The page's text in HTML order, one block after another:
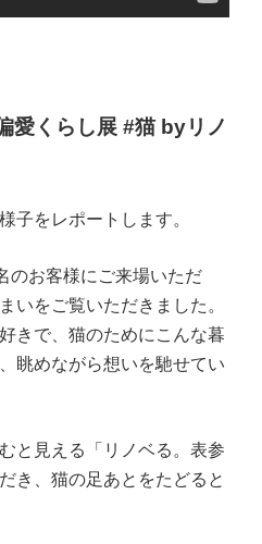
愛くらし展 #猫 byリノ
子をレポートします。
のお客様にご来場いただ
いをご覧いただきました。
きで、猫のためにこんな暮
眺めながら想いを馳せてい
と見える「リノベる。表参
き、猫の足あとをたどると